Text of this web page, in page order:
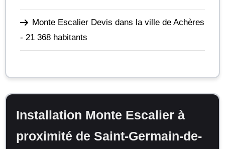
Monte Escalier Devis dans la ville de Achères
- 21 368 habitants
Installation Monte Escalier à
proximité de Saint-Germain-de-